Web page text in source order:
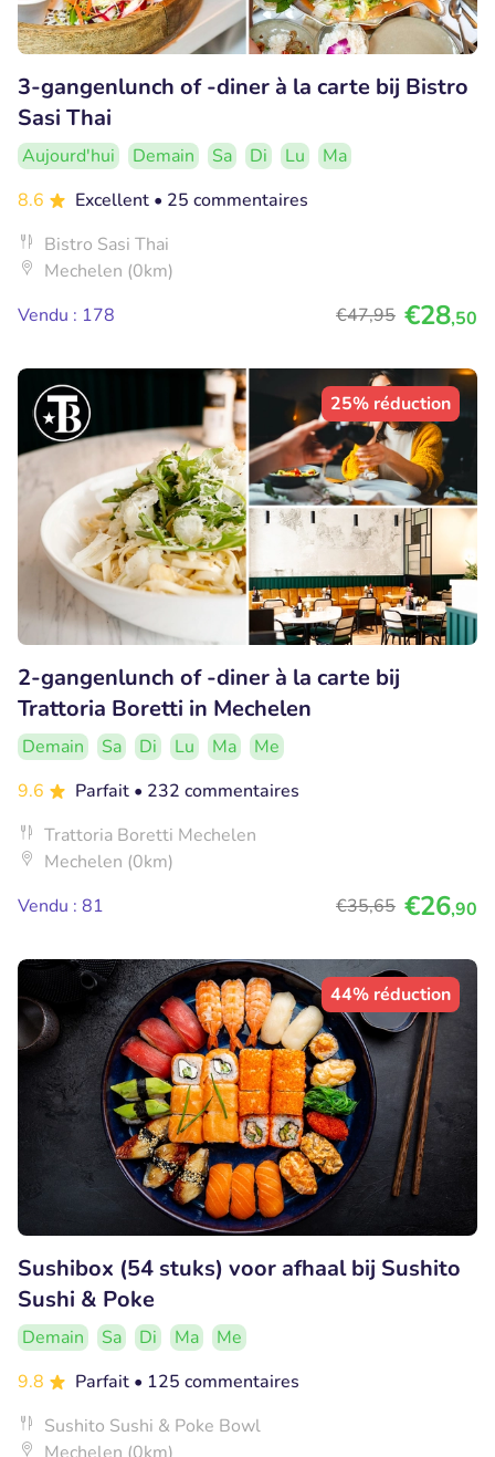
3-gangenlunch of -diner à la carte bij Bistro
Sasi Thai
Aujourd'hui Demain Sa Di Lu
Ma
8.6
Excellent • 25 commentaires
Bistro Sasi Thai
Mechelen (0km)
Vendu : 178
€47,95 €28,50
25% réduction
2-gangenlunch of -diner à la carte bij
Trattoria Boretti in Mechelen
Demain Sa Di Lu Ma
Me
9.6
Parfait • 232 commentaires
Trattoria Boretti Mechelen
Mechelen (0km)
Vendu : 81
€35,65 €26,90
44% réduction
Sushibox (54 stuks) voor afhaal bij Sushito
Sushi & Poke
Demain Sa Di Ma
Me
9.8
Parfait • 125 commentaires
Sushito Sushi & Poke Bowl
Mechelen (0km)